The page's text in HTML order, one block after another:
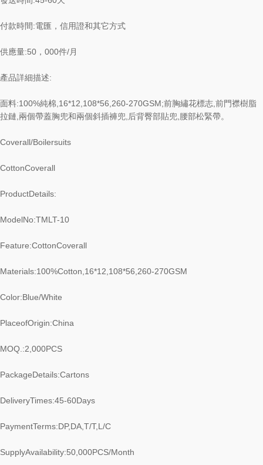
付款時間:電匯，信用證和其它方式
供應量:50，000件/月
產品詳細描述:
面料:100%純棉,16*12,108*56,260-270GSM;前胸繡花標志,前門襟樹脂
拉鏈,兩個帶蓋胸兜和兩個斜插褲兜,后背臀部貼兜,腰部松緊帶。
Coverall/Boilersuits
CottonCoverall
ProductDetails:
ModelNo:TMLT-10
Feature:CottonCoverall
Materials:100%Cotton,16*12,108*56,260-270GSM
Color:Blue/White
PlaceofOrigin:China
MOQ.:2,000PCS
PackageDetails:Cartons
DeliveryTimes:45-60Days
PaymentTerms:DP,DA,T/T,L/C
SupplyAvailability:50,000PCS/Month